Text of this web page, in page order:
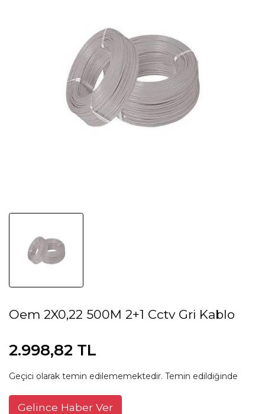
Oem 2X0,22 500M 2+1 Cctv Gri Kablo
2.998,82 TL
Geçici olarak temin edilememektedir. Temin edildiğinde
Gelince Haber Ver